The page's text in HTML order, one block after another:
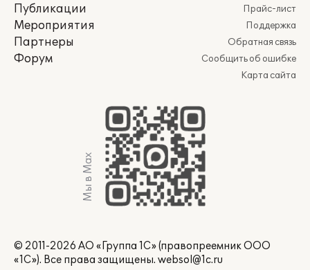
Публикации
Мероприятия
Партнеры
Форум
Прайс-лист
Поддержка
Обратная связь
Сообщить об ошибке
Карта сайта
Мы в Max
© 2011-2026 АО «Группа 1С» (правопреемник ООО
«1С»). Все права защищены. websol@1c.ru